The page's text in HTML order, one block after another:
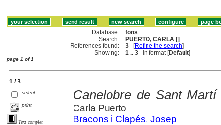
Database:
fons
Search:
PUERTO, CARLA []
References found:
3 [Refine the search]
Showing:
1 .. 3 in format [Default]
page 1 of 1
1 / 3
select
print
Text complet
Canelobre de Sant Martí
Carla Puerto
Bracons i Clapés, Josep